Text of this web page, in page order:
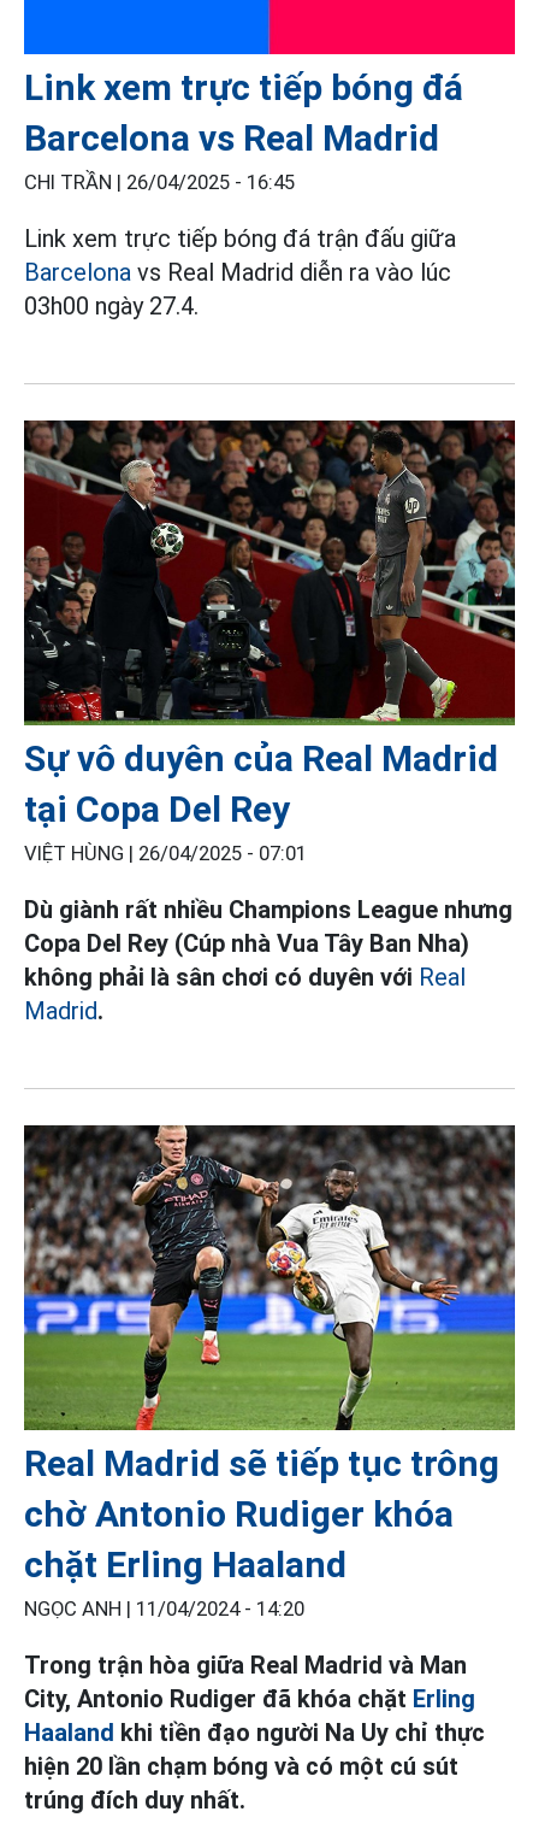
Link xem trực tiếp bóng đá
Barcelona vs Real Madrid
CHI TRẦN | 26/04/2025 - 16:45
Link xem trực tiếp bóng đá trận đấu giữa
Barcelona vs Real Madrid diễn ra vào lúc
03h00 ngày 27.4.
Sự vô duyên của Real Madrid
tại Copa Del Rey
VIỆT HÙNG | 26/04/2025 - 07:01
Dù giành rất nhiều Champions League nhưng
Copa Del Rey (Cúp nhà Vua Tây Ban Nha)
không phải là sân chơi có duyên với Real
Madrid.
Real Madrid sẽ tiếp tục trông
chờ Antonio Rudiger khóa
chặt Erling Haaland
NGỌC ANH | 11/04/2024 - 14:20
Trong trận hòa giữa Real Madrid và Man
City, Antonio Rudiger đã khóa chặt Erling
Haaland khi tiền đạo người Na Uy chỉ thực
hiện 20 lần chạm bóng và có một cú sút
trúng đích duy nhất.